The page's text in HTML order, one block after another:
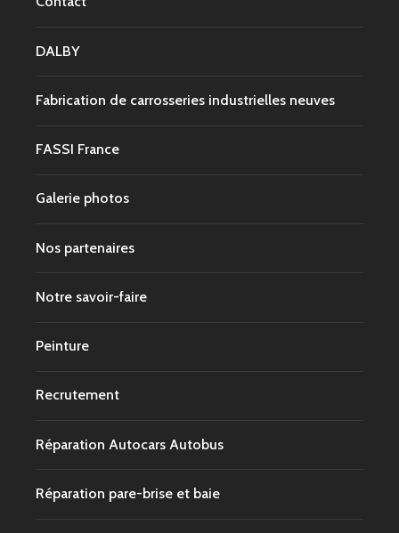
DALBY
Fabrication de carrosseries industrielles neuves
FASSI France
Galerie photos
Nos partenaires
Notre savoir-faire
Peinture
Recrutement
Réparation Autocars Autobus
Réparation pare-brise et baie